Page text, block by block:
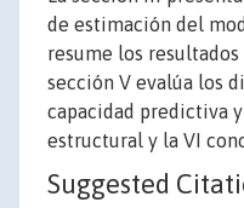
de estimación del
resume los
sección V evalúa los
capacidad predictiva
estructural y la VI
Suggested